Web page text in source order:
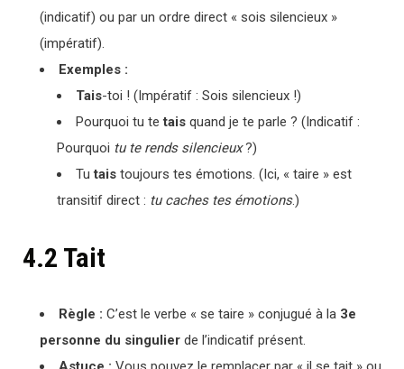
(indicatif) ou par un ordre direct « sois silencieux »
(impératif).
Exemples :
Tais-toi ! (Impératif : Sois silencieux !)
Pourquoi tu tetaisquand je te parle ? (Indicatif :
Pourquoi tu te rends silencieux?)
Tutaistoujours tes émotions. (Ici, « taire » est
transitif direct : tu caches tes émotions.)
4.2 Tait
Règle : C’est le verbe « se taire » conjugué à la 3e
personne du singulierde l’indicatif présent.